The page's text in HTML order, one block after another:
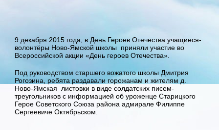
9 декабря 2015 года, в День Героев Отечества учащиеся-
волонтёры Ново-Ямской школы приняли участие во
Всероссийской акции «День героев Отечества».
Под руководством старшего вожатого школы Дмитрия
Рогозина, ребята раздавали горожанам и жителям д.
Ново-Ямская листовки в виде солдатских писем-
треугольников с информацией об уроженце Старицкого
Герое Советского Союза района адмирале Филиппе
Сергеевиче Октябрьском.